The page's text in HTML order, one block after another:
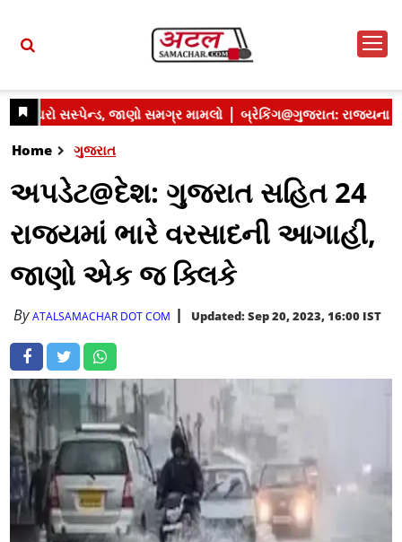
Home ગુજરાત
અપડેટ@દેશ: ગુજરાત સહિત 24
રાજ્યમાં ભારે વરસાદની આગાહી,
જાણો એક જ ક્લિકે
ByATALSAMACHAR DOT COM Updated: Sep 20, 2023, 16:00 IST